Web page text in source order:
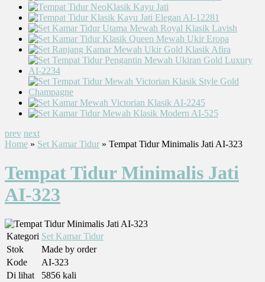
prev next
Home » Set Kamar Tidur » Tempat Tidur Minimalis Jati AI-323
Tempat Tidur Minimalis Jati
AI-323
Kategori Set Kamar Tidur
Stok
Made by order
Kode
AI-323
Di lihat
5856 kali